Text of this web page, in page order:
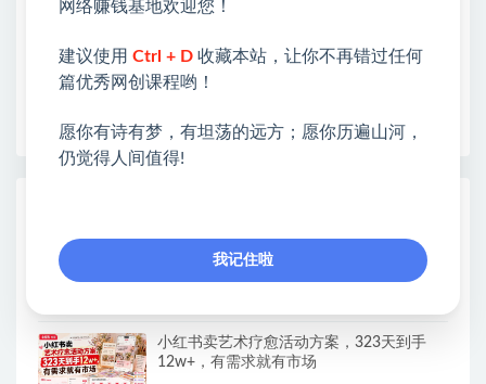
各种项目 + 提升网创认知。
开启网络之门，广受好评！
❤如果您也依存于互联网，欢迎加入本站会员，将尽
抖音小店运营课程，不动销起店、图文带货
技术、截流等，三频共振轻松玩转抖店(更
新26年08月)
小红书卖艺术疗愈活动方案，323天到手
12w+，有需求就有市场
网络赚钱基地欢迎您！
建议使用 Ctrl + D 收藏本站，让你不再错过任何
篇优秀网创课程哟！
愿你有诗有梦，有坦荡的远方；愿你历遍山河，
仍觉得人间值得!
我记住啦